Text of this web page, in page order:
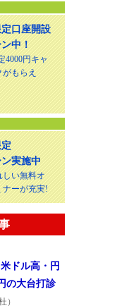
口座開設
中！
4000円キャ
もらえ
実施中
しい無料オ
ナーが充実!
ドル高・円
の大台打診
）